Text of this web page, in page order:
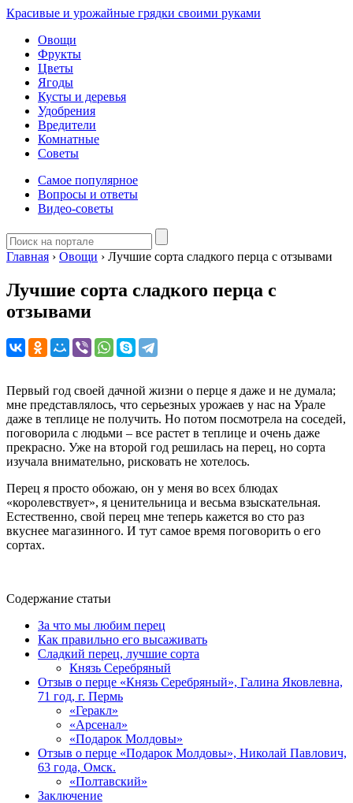
Красивые и урожайные грядки своими руками
Овощи
Фрукты
Цветы
Ягоды
Кусты и деревья
Удобрения
Вредители
Комнатные
Советы
Самое популярное
Вопросы и ответы
Видео-советы
Главная › Овощи › Лучшие сорта сладкого перца с отзывами
Лучшие сорта сладкого перца с
отзывами
Первый год своей дачной жизни о перце я даже и не думала;
мне представлялось, что серьезных урожаев у нас на Урале
даже в теплице не получить. Но потом посмотрела на соседей,
поговорила с людьми – все растет в теплице и очень даже
прекрасно. Уже на второй год решилась на перец, но сорта
изучала внимательно, рисковать не хотелось.
Перец я просто обожаю, он у меня во всех блюдах
«королевствует», я ценительница и весьма взыскательная.
Естественно, свой перец мне теперь кажется во сто раз
вкуснее магазинного. И тут самое время поговорить о его
сортах.
Содержание статьи
За что мы любим перец
Как правильно его высаживать
Сладкий перец, лучшие сорта
Князь Серебряный
Отзыв о перце «Князь Серебряный», Галина Яковлевна,
71 год, г. Пермь
«Геракл»
«Арсенал»
«Подарок Молдовы»
Отзыв о перце «Подарок Молдовы», Николай Павлович,
63 года, Омск.
«Полтавский»
Заключение